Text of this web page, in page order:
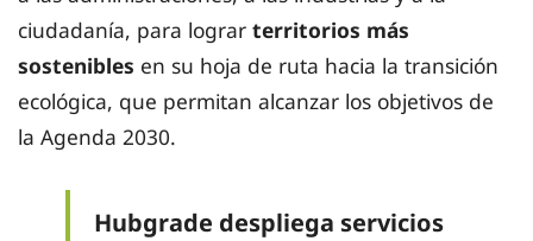
ciudadanía, para lograr territorios más
sostenibles en su hoja de ruta hacia la transición
ecológica, que permitan alcanzar los objetivos de
la Agenda 2030.
Hubgrade despliega servicios